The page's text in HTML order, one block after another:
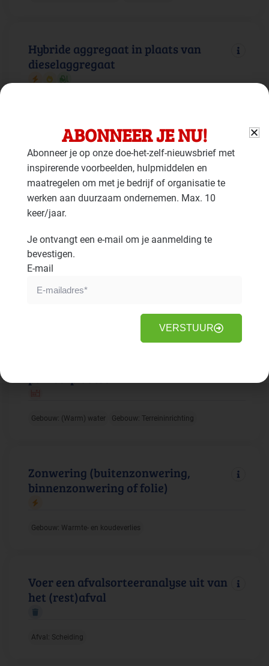
Hybride aggregaat in plaats van
dieselaggregaat
Aggregaten op alternatieve
brandstoffen
Gebouw: Duurzame energie
Batterij voor elektriciteitsopslag
Gebouw: (Warm) water Gebouw: Terreininrichting
Zonwering (buitenzonwering,
binnenzonwering of folie)
Gebouw: Warmte- en koudeverlies
Voer een afvalsorteeranalyse uit van
het (rest)afval
Afval: Scheiding
ABONNEER JE NU!
Abonneer je op onze doe-het-zelf-nieuwsbrief met
inspirerende voorbeelden, hulpmiddelen en
maatregelen om met je bedrijf of organisatie te
werken aan duurzaam ondernemen. Max. 10
keer/jaar.
Je ontvangt een e-mail om je aanmelding te
bevestigen.
E-mail
VERSTUUR